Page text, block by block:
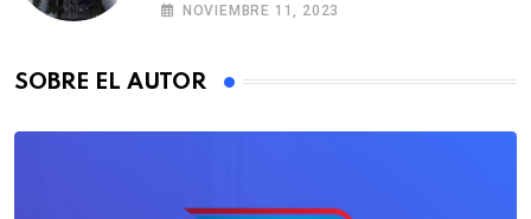
NOVIEMBRE 11, 2023
SOBRE EL AUTOR